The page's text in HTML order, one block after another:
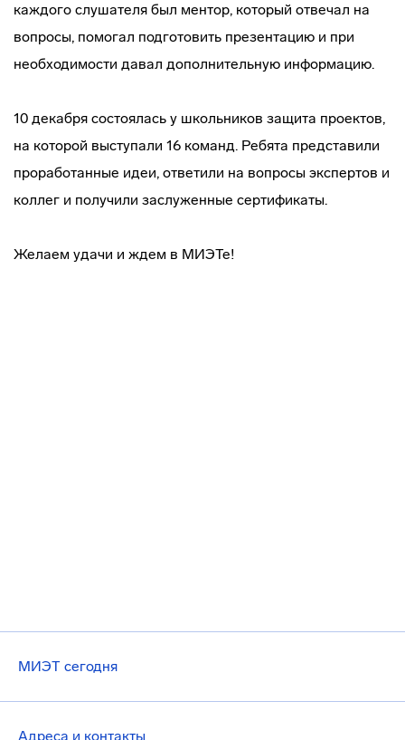
каждого слушателя был ментор, который отвечал на
вопросы, помогал подготовить презентацию и при
необходимости давал дополнительную информацию.
10 декабря состоялась у школьников защита проектов,
на которой выступали 16 команд. Ребята представили
проработанные идеи, ответили на вопросы экспертов и
коллег и получили заслуженные сертификаты.
Желаем удачи и ждем в МИЭТе!
МИЭТ сегодня
Адреса и контакты